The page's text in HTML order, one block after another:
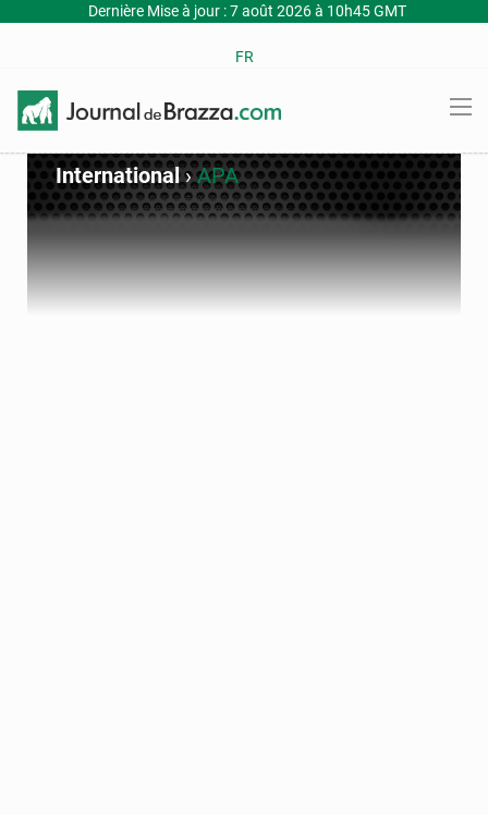
Dernière Mise à jour : 7 août 2026 à 10h45 GMT
FR
International›APA